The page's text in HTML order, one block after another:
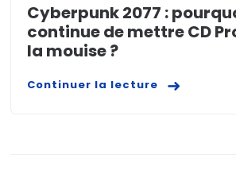
Cyberpunk 2077 :
continue de mettre CD
la mouise ?
Continuer la lecture